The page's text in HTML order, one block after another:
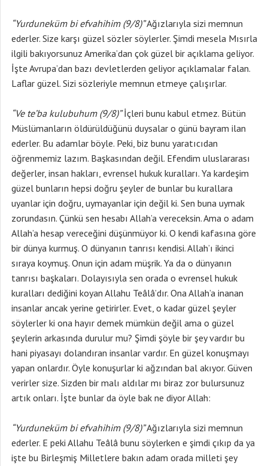
“Yurduneküm bi efvahihim (9/8)”Ağızlarıyla sizi memnun
ederler. Size karşı güzel sözler söylerler. Şimdi mesela Mısırla
ilgili bakıyorsunuz Amerika’dan çok güzel bir açıklama geliyor.
İşte Avrupa’dan bazı devletlerden geliyor açıklamalar falan.
Laflar güzel. Sizi sözleriyle memnun etmeye çalışırlar.
“Ve te’ba kulubuhum (9/8)”İçleri bunu kabul etmez. Bütün
Müslümanların öldürüldüğünü duysalar o günü bayram ilan
ederler. Bu adamlar böyle. Peki, biz bunu yaratıcıdan
öğrenmemiz lazım. Başkasından değil. Efendim uluslararası
değerler, insan hakları, evrensel hukuk kuralları. Ya kardeşim
güzel bunların hepsi doğru şeyler de bunlar bu kurallara
uyanlar için doğru, uymayanlar için değil ki. Sen buna uymak
zorundasın. Çünkü sen hesabı Allah’a vereceksin. Ama o adam
Allah’a hesap vereceğini düşünmüyor ki. O kendi kafasına göre
bir dünya kurmuş. O dünyanın tanrısı kendisi. Allah’ı ikinci
sıraya koymuş. Onun için adam müşrik. Ya da o dünyanın
tanrısı başkaları. Dolayısıyla sen orada o evrensel hukuk
kuralları dediğini koyan Allahu Teâlâ’dır. Ona Allah’a inanan
insanlar ancak yerine getirirler. Evet, o kadar güzel şeyler
söylerler ki ona hayır demek mümkün değil ama o güzel
şeylerin arkasında durulur mu? Şimdi şöyle bir şey vardır bu
hani piyasayı dolandıran insanlar vardır. En güzel konuşmayı
yapan onlardır. Öyle konuşurlar ki ağzından bal akıyor. Güven
verirler size. Sizden bir malı aldılar mı biraz zor bulursunuz
artık onları. İşte bunlar da öyle bak ne diyor Allah:
“Yurduneküm bi efvahihim (9/8)”Ağızlarıyla sizi memnun
ederler. E peki Allahu Teâlâ bunu söylerken e şimdi çıkıp da ya
işte bu Birleşmiş Milletlere bakın adam orada milleti şey